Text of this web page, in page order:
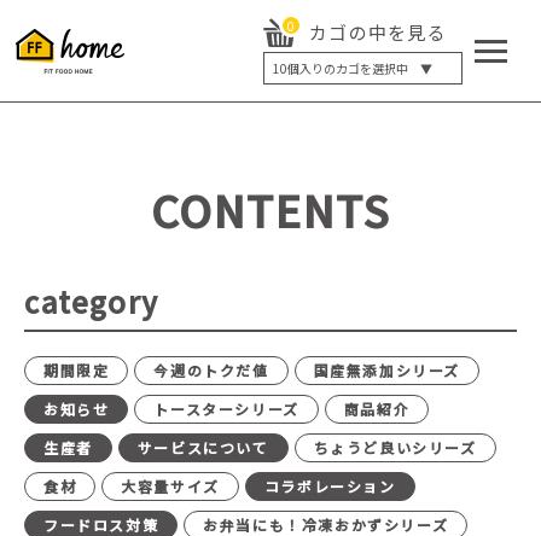
0 カゴの中を見る
10個入りのカゴを選択中 ▼
5個入り
20個入り
最大12%OFF
CONTENTS
category
期間限定 今週のトクだ値
国産無添加シリーズ
お知らせ
トースターシリーズ
商品紹介
生産者
サービスについて
ちょうど良いシリーズ
食材
大容量サイズ
コラボレーション
フードロス対策
お弁当にも！冷凍おかずシリーズ